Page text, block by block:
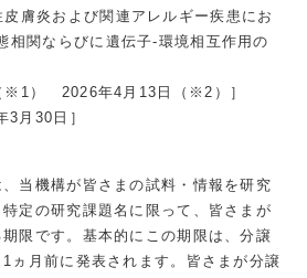
膚炎および関連アレルギー疾患にお
相関ならびに遺伝子-環境相互作用の
※1） 2026年4月13日（※2）］
月30日］
、当機構が皆さまの試料・情報を研究
定の研究課題名に限って、皆さまが
限です。基本的にこの期限は、分譲
ヵ月前に発表されます。皆さまが分譲